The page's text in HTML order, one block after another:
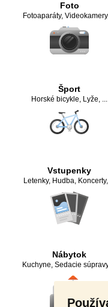
Foto
Fotoaparáty, Videokamery
Šport
Horské bicykle, Lyže, ...
Vstupenky
Letenky, Hudba, Koncerty
Nábytok
Kuchyne,Sedacie